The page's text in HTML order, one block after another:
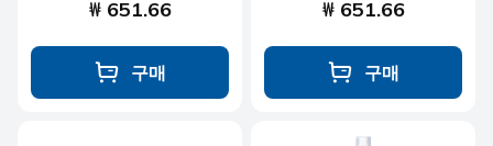
₩ 651.66
구매
₩ 651.66
구매